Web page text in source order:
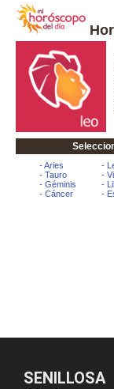
SENILLOSA